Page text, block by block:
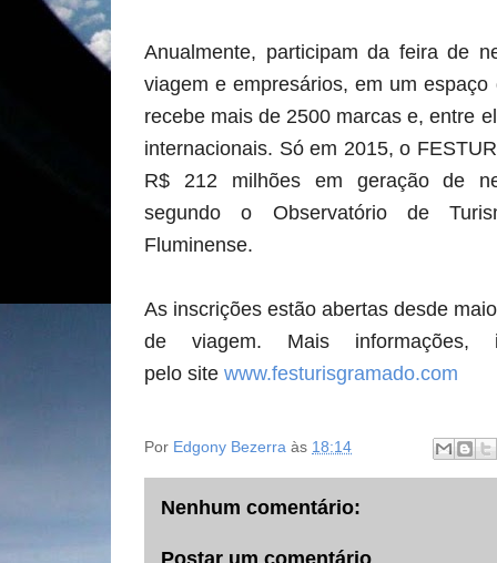
Anualmente, participam da feira de
viagem e empresários, em um
recebe mais de 2500 marcas e, entre
internacionais. Só em 2015, o
R$ 212 milhões em geração de
segundo o Observatório de
Fluminense.
As inscrições estão abertas desde
de viagem. Mais informações,
pelo site www.festurisgramado.com
Por Edgony Bezerra às 18:14
Nenhum comentário:
Postar um comentário